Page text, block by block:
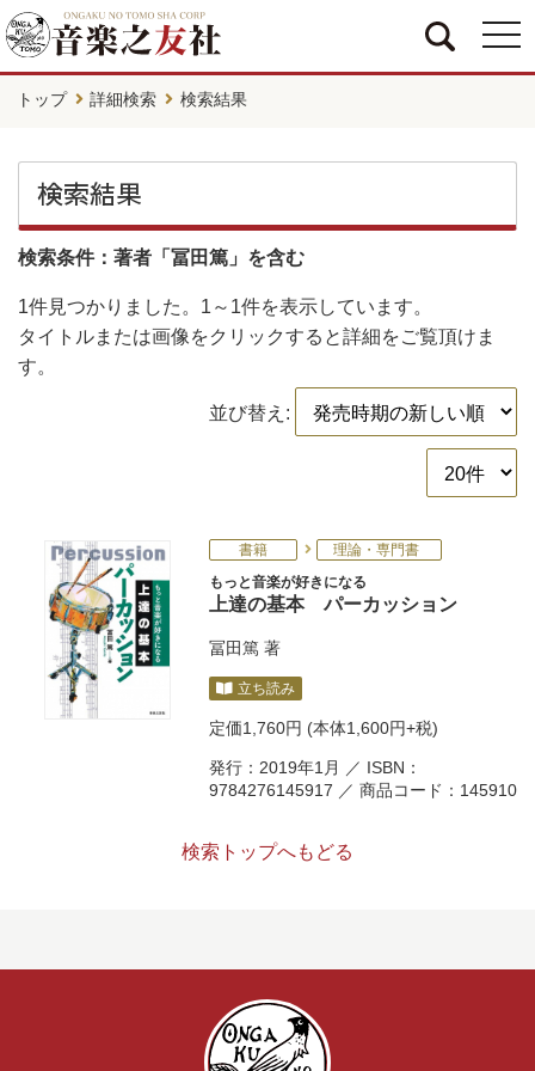
トップ 詳細検索 検索結果
検索結果
検索条件：著者「冨田篤」を含む
1件見つかりました。 1～1件を表示しています。
タイトルまたは画像をクリックすると詳細をご覧頂けま
す。
並び替え:
書籍
理論・専門書
もっと音楽が好きになる
上達の基本 パーカッション
冨田篤 著
立ち読み
定価1,760円 (本体1,600円+税)
発行：2019年1月 ／ ISBN：
9784276145917 ／ 商品コード：145910
検索トップへもどる